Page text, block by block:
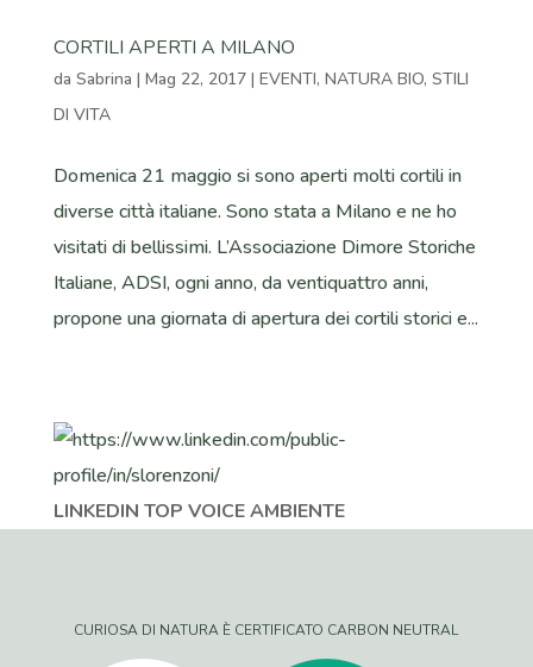
CORTILI APERTI A MILANO
da Sabrina | Mag 22, 2017| EVENTI, NATURA BIO, STILI
DI VITA
Domenica 21 maggio si sono aperti molti cortili in
diverse città italiane. Sono stata a Milano e ne ho
visitati di bellissimi. L’Associazione Dimore Storiche
Italiane, ADSI, ogni anno, da ventiquattro anni,
propone una giornata di apertura dei cortili storici e...
LINKEDIN TOP VOICE AMBIENTE
CURIOSA DI NATURA È CERTIFICATO CARBON NEUTRAL